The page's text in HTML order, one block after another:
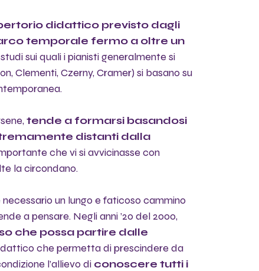
didattico previsto dagli
temporale fermo a oltre un
sui quali i pianisti generalmente si
Clementi, Czerny, Cramer) si basano su
tende a formarsi basandosi
distanti dalla
che vi si avvicinasse con
la circondano.
un lungo e faticoso cammino
a pensare. Negli anni ’20 del 2000,
che possa partire dalle
che permetta di prescindere da
l’allievo di conoscere tutti i